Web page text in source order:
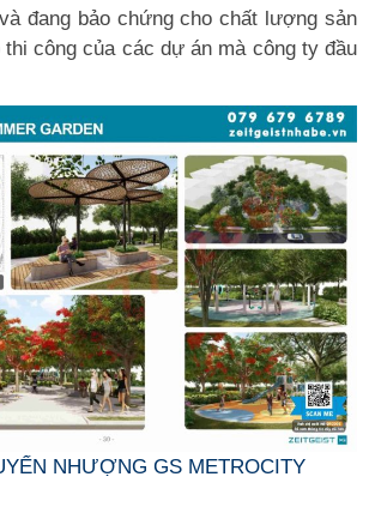
đang bảo chứng cho chất lượng sản
thi công của các dự án mà công ty đầu
NHƯỢNG GS METROCITY